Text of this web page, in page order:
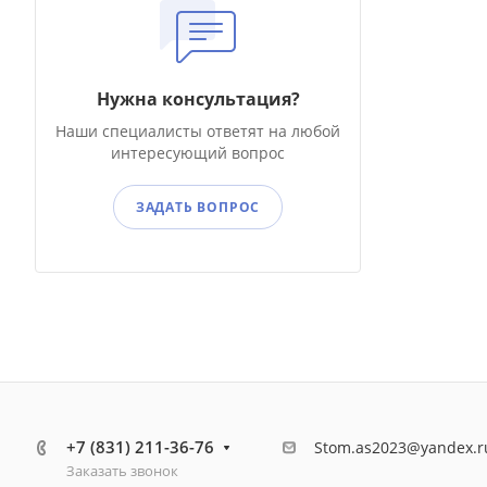
Нужна консультация?
Наши специалисты ответят на любой
интересующий вопрос
ЗАДАТЬ ВОПРОС
+7 (831) 211-36-76
Заказать звонок